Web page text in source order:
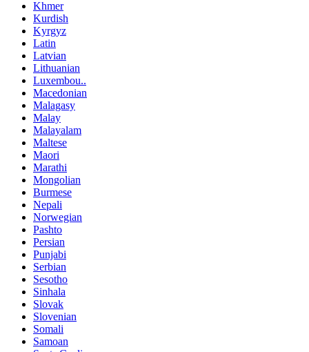
Khmer
Kurdish
Kyrgyz
Latin
Latvian
Lithuanian
Luxembou..
Macedonian
Malagasy
Malay
Malayalam
Maltese
Maori
Marathi
Mongolian
Burmese
Nepali
Norwegian
Pashto
Persian
Punjabi
Serbian
Sesotho
Sinhala
Slovak
Slovenian
Somali
Samoan